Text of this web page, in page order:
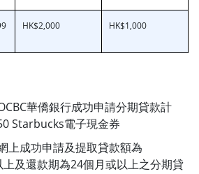
HK$2,000 HK$1,000
華僑銀行成功申請分期貸款計
Starbucks電子現金券
上成功申請及提取貸款額為
及還款期為24個月或以上之分期貸